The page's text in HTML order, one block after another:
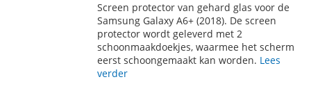
AAN
VERLANGLIJST
TE
VERGELIJKEN
Screen protector van gehard glas voor de
Samsung Galaxy A6+ (2018). De screen
protector wordt geleverd met 2
schoonmaakdoekjes, waarmee het scherm
eerst schoongemaakt kan worden. Lees
verder